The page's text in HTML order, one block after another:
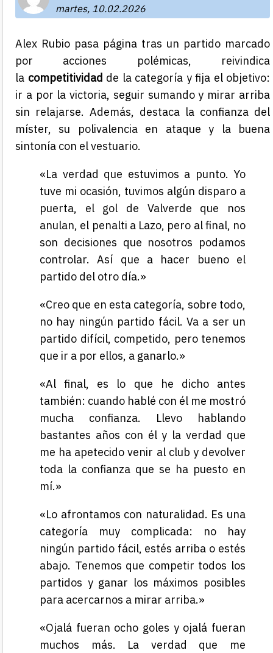
martes, 10.02.2026
Alex Rubio pasa página tras un partido marcado
por acciones polémicas, reivindica
la competitividad de la categoría y fija el objetivo:
ir a por la victoria, seguir sumando y mirar arriba
sin relajarse. Además, destaca la confianza del
míster, su polivalencia en ataque y la buena
sintonía con el vestuario.
«La verdad que estuvimos a punto. Yo
tuve mi ocasión, tuvimos algún disparo a
puerta, el gol de Valverde que nos
anulan, el penalti a Lazo, pero al final, no
son decisiones que nosotros podamos
controlar. Así que a hacer bueno el
partido del otro día.»
«Creo que en esta categoría, sobre todo,
no hay ningún partido fácil. Va a ser un
partido difícil, competido, pero tenemos
que ir a por ellos, a ganarlo.»
«Al final, es lo que he dicho antes
también: cuando hablé con él me mostró
mucha confianza. Llevo hablando
bastantes años con él y la verdad que
me ha apetecido venir al club y devolver
toda la confianza que se ha puesto en
mí.»
«Lo afrontamos con naturalidad. Es una
categoría muy complicada: no hay
ningún partido fácil, estés arriba o estés
abajo. Tenemos que competir todos los
partidos y ganar los máximos posibles
para acercarnos a mirar arriba.»
«Ojalá fueran ocho goles y ojalá fueran
muchos más. La verdad que me